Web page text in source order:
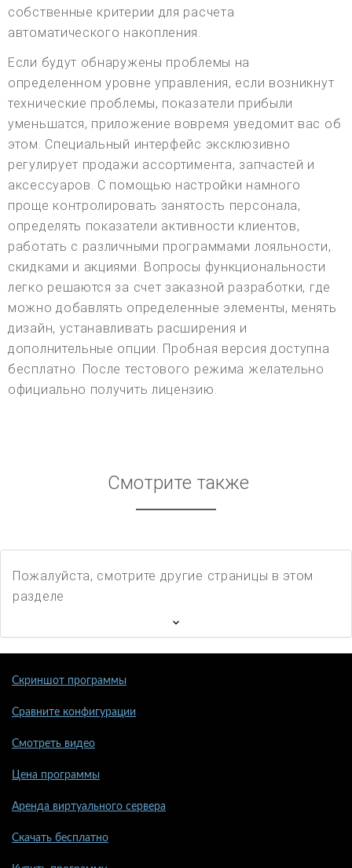
собственные критерии для расчета
автоматического накопления.
Если будут обнаружены проблемы на
определенном уровне управления, если возникнут
технические проблемы, показатели прибыли
уменьшатся, приложение вовремя уведомит вас об
этом. Специальный интерфейс эксклюзивно
регулирует продажи ассортимента, запчастей и
аксессуаров. С помощью настройки намного
проще контролировать занятость персонала,
определять показатели активности клиентов,
работать с различными программами лояльности,
скидками и акциями. Вопросы функциональности
легко решаются за счет заказной разработки, где
можно добавлять определенные элементы, менять
дизайн, устанавливать расширения и
дополнительные опции. Пробная версия доступна
бесплатно. После тестового режима желательно
официально получить лицензию.
Смотрите также
Пожалуйста, смотрите другие страницы в этом
разделе
Скриншот программы
Сравните конфигурации
Смотреть видео
Цена программы
Аренда виртуального сервера
Скачать бесплатно